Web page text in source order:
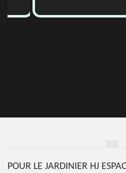
POUR LE JARDINIER HJ